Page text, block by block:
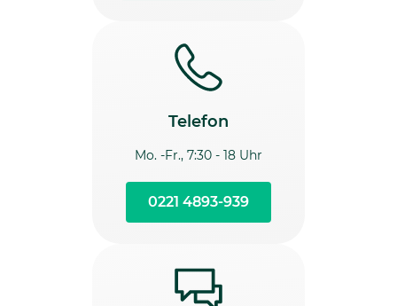
Telefon
Mo. -Fr., 7:30 - 18 Uhr
0221 4893-939